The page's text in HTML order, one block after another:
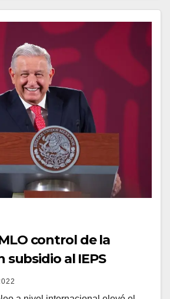
control de la
subsidio al IEPS